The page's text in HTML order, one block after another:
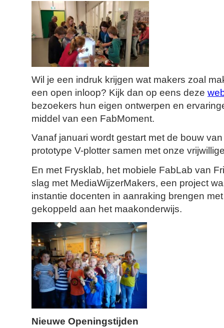
Wil je een indruk krijgen wat makers zoal
een open inloop? Kijk dan op eens deze
bezoekers hun eigen ontwerpen en
middel van een FabMoment.
Vanaf januari wordt gestart met de bouw
prototype V-plotter samen met onze
En met Frysklab, het mobiele FabLab van
slag met MediaWijzerMakers, een project
instantie docenten in aanraking brengen
gekoppeld aan het maakonderwijs.
Nieuwe Openingstijden